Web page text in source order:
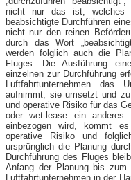
nicht nur das ist, welches
beabsichtigte Durchführen
nicht nur den reinen
durch das Wort
werden folglich auch die
Fluges. Die Ausführung
einzelnen zur Durchführung
Luftfahrtunternehmen das
aufnimmt, sie umsetzt und
und operative Risiko für das
oder wet-lease ein anderes
einbezogen wird, kommt
operative Risiko und
ursprünglich die Planung
Durchführung des Fluges
Anfang der Planung bis zum
Luftfahrtunternehmen in der